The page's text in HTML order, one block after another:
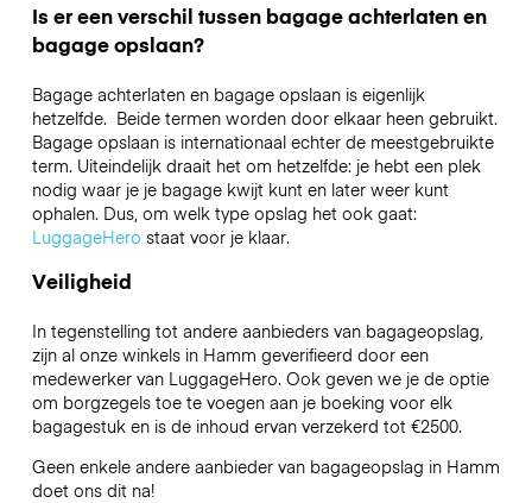
Is er een verschil tussen bagage achterlaten en
bagage opslaan?
Bagage achterlaten en bagage opslaan is eigenlijk
hetzelfde. Beide termen worden door elkaar heen gebruikt.
Bagage opslaan is internationaal echter de meestgebruikte
term. Uiteindelijk draait het om hetzelfde: je hebt een plek
nodig waar je je bagage kwijt kunt en later weer kunt
ophalen. Dus, om welk type opslag het ook gaat:
LuggageHero staat voor je klaar.
Veiligheid
In tegenstelling tot andere aanbieders van bagageopslag,
zijn al onze winkels in Hamm geverifieerd door een
medewerker van LuggageHero. Ook geven we je de optie
om borgzegels toe te voegen aan je boeking voor elk
bagagestuk en is de inhoud ervan verzekerd tot €2500.
Geen enkele andere aanbieder van bagageopslag in Hamm
doet ons dit na!